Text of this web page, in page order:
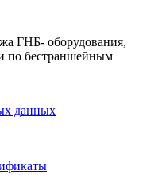
ГНБ- оборудования,
по бестраншейным
данных